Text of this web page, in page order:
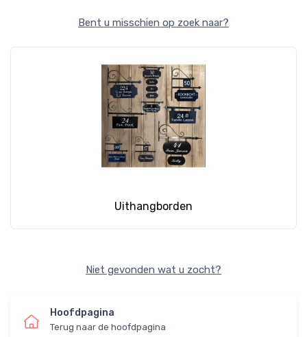
Bent u misschien op zoek naar?
Uithangborden
Niet gevonden wat u zocht?
Hoofdpagina
Terug naar de hoofdpagina